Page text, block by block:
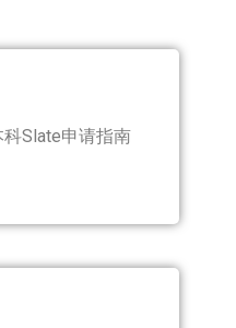
Slate申请指南